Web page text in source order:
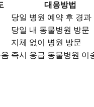
대응방법
당일 병원 예약 후 경과
당일 내 동물병원 방문
지체 없이 병원 방문
즉시 응급 동물병원 이